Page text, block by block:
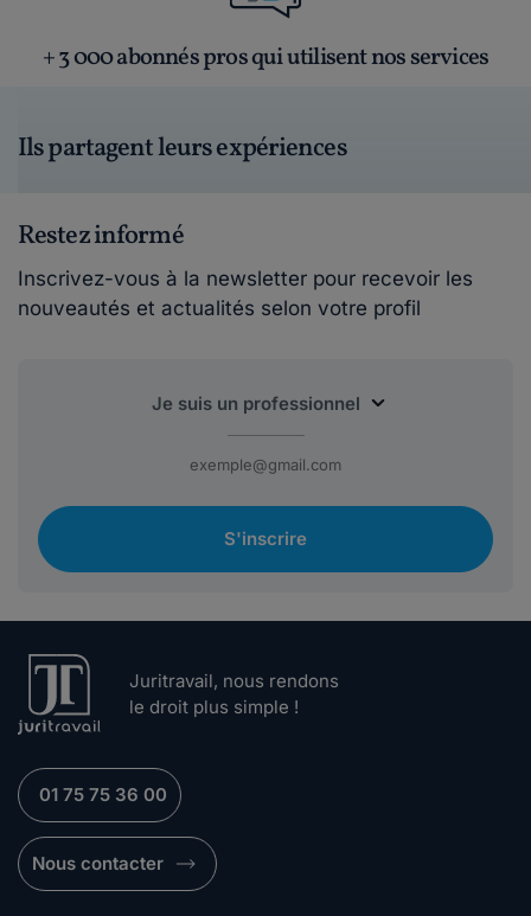
+ 3 000 abonnés pros qui utilisent nos services
Ils partagent leurs expériences
Restez informé
Inscrivez-vous à la newsletter pour recevoir les
nouveautés et actualités selon votre profil
S'inscrire
Juritravail, nous rendons
le droit plus simple !
01 75 75 36 00
Nous contacter